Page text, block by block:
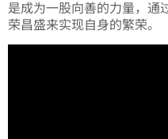
是成为一股向善的力量，通
荣昌盛来实现自身的繁荣。